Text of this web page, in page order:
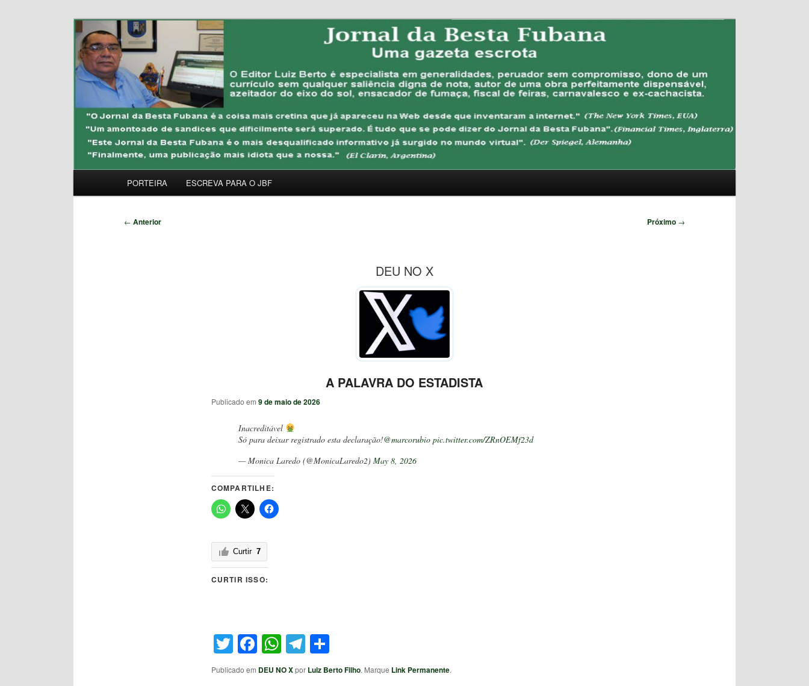
JORNAL DA BESTA FUBANA
Uma Gazeta Escrota
PORTEIRA ESCREVA PARA O JBF
Navegação
← Anterior Próximo →
DEU NO X
A PALAVRA DO ESTADISTA
Publicado em 9 de maio de 2026
Inacreditável
Só para deixar registrado esta declaração!@marcorubio pic.twitter.com/ZRnOEMf23d
— Monica Laredo (@MonicaLaredo2) May 8, 2026
COMPARTILHE:
Curtir 7
CURTIR ISSO:
Twitter
Facebook
WhatsApp
Telegram
Share
Publicado em DEU NO Xpor Luiz Berto Filho. Marque Link Permanente.